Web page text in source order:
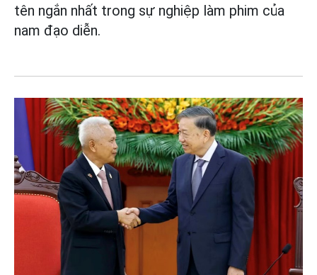
tên ngắn nhất trong sự nghiệp làm phim của
nam đạo diễn.